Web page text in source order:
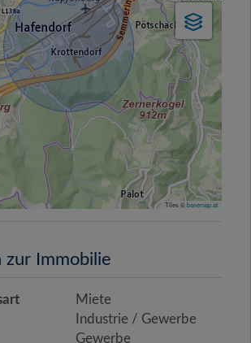
Tiles ©basemap.at
zur Immobilie
Miete
Industrie / Gewerbe
Gewerbe